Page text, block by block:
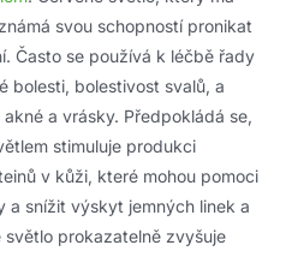
svou schopností pronikat
Často se používá k léčbě řady
bolesti, bolestivost svalů, a
a vrásky. Předpokládá se,
stimuluje produkci
v kůži, které mohou pomoci
a snížit výskyt jemných linek a
prokazatelně zvyšuje